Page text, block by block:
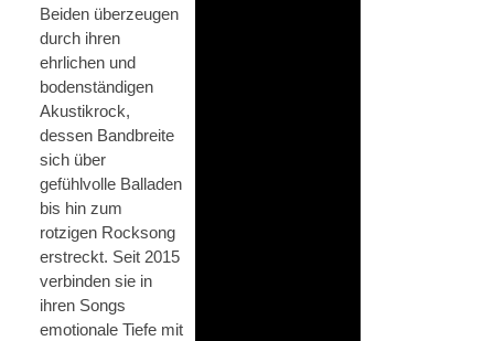
Beiden überzeugen
durch ihren
ehrlichen und
bodenständigen
Akustikrock,
dessen Bandbreite
sich über
gefühlvolle Balladen
bis hin zum
rotzigen Rocksong
erstreckt. Seit 2015
verbinden sie in
ihren Songs
emotionale Tiefe mit